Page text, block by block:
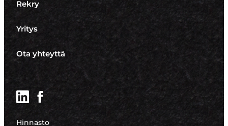
Rekry
Yritys
Ota yhteyttä
LinkedInFacebook
Hinnasto